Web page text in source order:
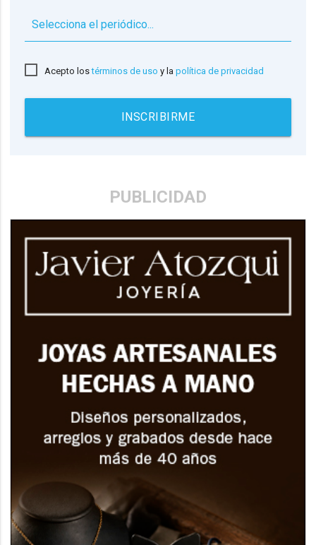
Acepto lostérminos de uso y lapolítica de privacidad
INSCRIBIRME
PUBLICIDAD